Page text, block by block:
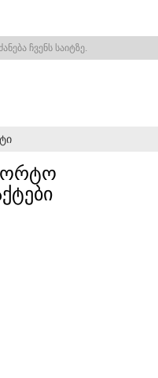
ჩვენს საიტზე.